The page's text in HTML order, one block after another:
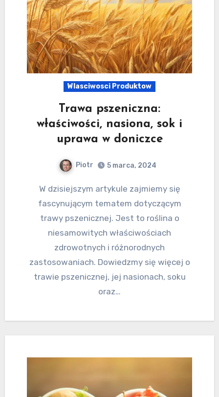
Wlasciwosci Produktow
Trawa pszeniczna:
właściwości, nasiona, sok i
uprawa w doniczce
Piotr 5 marca, 2024
W dzisiejszym artykule zajmiemy się
fascynującym tematem dotyczącym
trawy pszenicznej. Jest to roślina o
niesamowitych właściwościach
zdrowotnych i różnorodnych
zastosowaniach. Dowiedzmy się więcej o
trawie pszenicznej, jej nasionach, soku
oraz…